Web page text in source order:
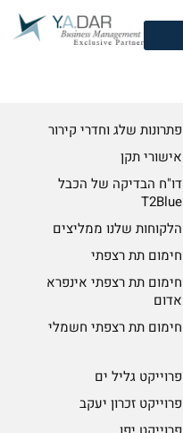
פתרונות שלג וחדרי קירור
אישורי תקן
דו"ח הבדיקה של הכבל
T2Blue
הלקוחות שלנו ממליצים
חימום תת רצפתי
חימום תת רצפתי אינפרא
אדום
חימום תת רצפתי חשמלי
פרוייקט גליל ים
פרוייקט זכרון יעקב